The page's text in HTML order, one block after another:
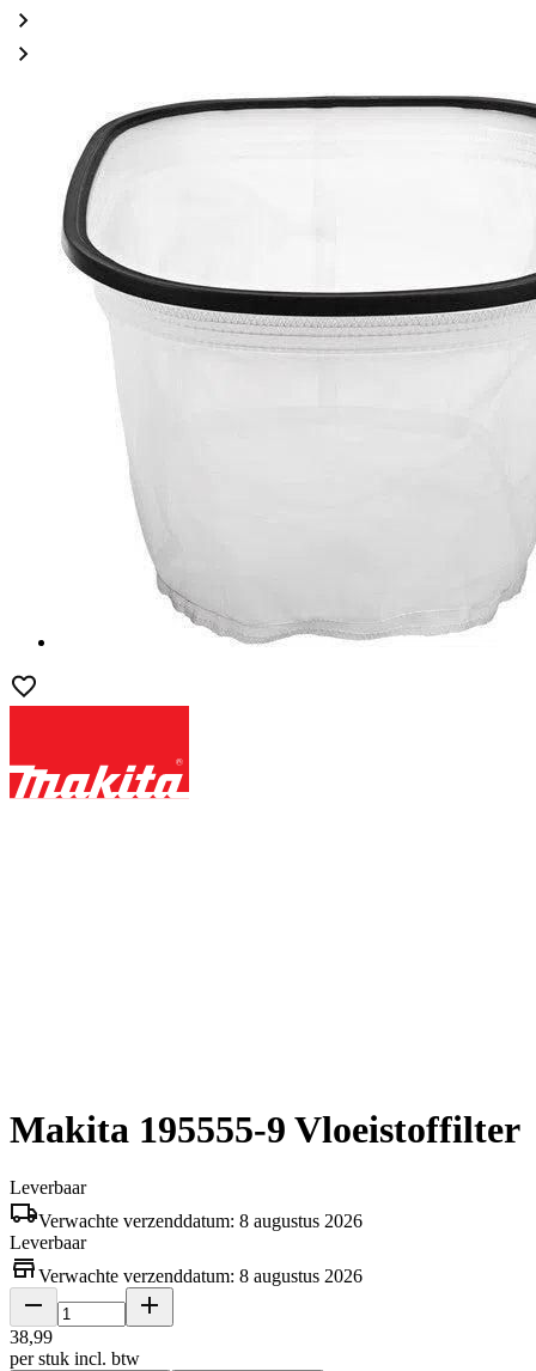
Makita 195555-9 Vloeistoffilter
Leverbaar
Verwachte verzenddatum: 8 augustus 2026
Leverbaar
Verwachte verzenddatum: 8 augustus 2026
38,99
per stuk incl. btw